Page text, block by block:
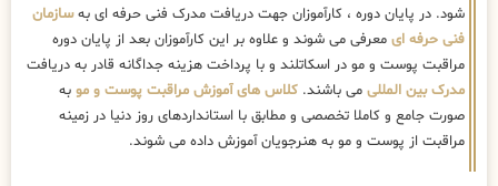
شود. در پایان دوره ، کارآموزان جهت دریافت مدرک فنی حرفه ای بهسازمان
فنی حرفه ای معرفی می شوند و علاوه بر این کارآموزان بعد از پایان دوره
مراقبت پوست و مو در اسکاتلند و با پرداخت هزینه جداگانه قادر به دریافت
مدرک بین المللی می باشند. کلاس های آموزش مراقبت پوست و مو به
صورت جامع و کاملا تخصصی و مطابق با استانداردهای روز دنیا در زمینه
مراقبت از پوست و مو به هنرجویان آموزش داده می شوند.